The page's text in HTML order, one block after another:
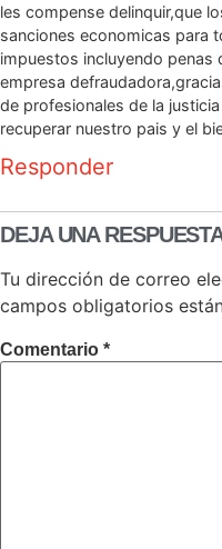
les compense delinquir,que
sanciones economicas para
impuestos incluyendo penas
empresa
de profesionales de la
recuperar nuestro pais y el
Responder
DEJA UNA
Tu dirección de correo
campos obligatorios
Comentario *